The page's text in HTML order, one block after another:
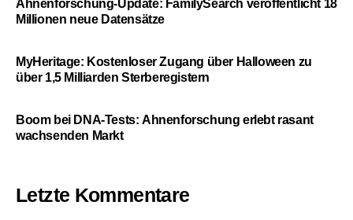
Ahnenforschung-Update: FamilySearch veröffentlicht 18
Millionen neue Datensätze
MyHeritage: Kostenloser Zugang über Halloween zu
über 1,5 Milliarden Sterberegistern
Boom bei DNA-Tests: Ahnenforschung erlebt rasant
wachsenden Markt
Letzte Kommentare